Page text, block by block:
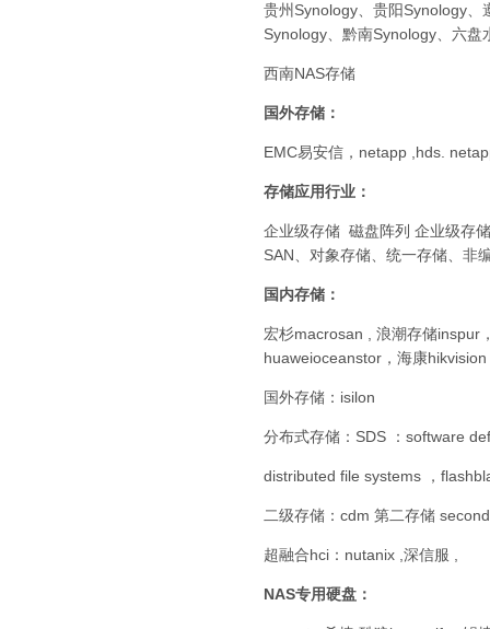
贵州Synology、贵阳Synology
Synology、黔南Synology、六
西南NAS存储
国外存储：
EMC易安信，netapp ,hds.
存储应用行业：
企业级存储 磁盘阵列 企业级存
SAN、对象存储、统一存储、非
国内存储：
宏杉macrosan , 浪潮存储inspur
huaweioceanstor，海康
国外存储：isilon
分布式存储：SDS ：software
distributed file systems ，
二级存储：cdm 第二存储
超融合hci：nutanix ,深信服 ,
NAS专用硬盘：